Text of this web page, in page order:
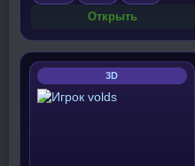
Открыть
3D